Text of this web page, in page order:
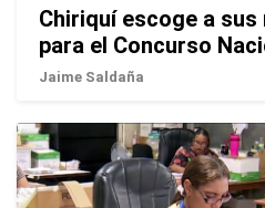
Chiriquí escoge a
para el Concurso
Jaime Saldaña